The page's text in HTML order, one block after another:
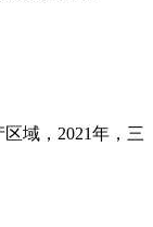
域，2021年，三